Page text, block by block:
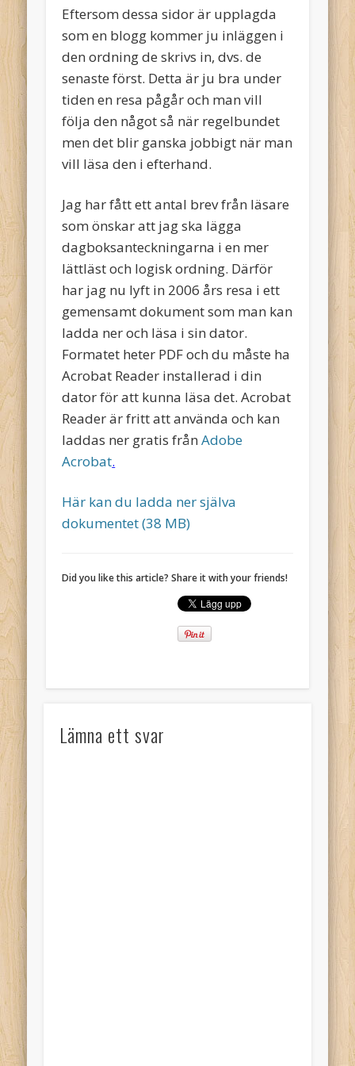
Eftersom dessa sidor är upplagda
som en blogg kommer ju inläggen i
den ordning de skrivs in, dvs. de
senaste först. Detta är ju bra under
tiden en resa pågår och man vill
följa den något så när regelbundet
men det blir ganska jobbigt när man
vill läsa den i efterhand.
Jag har fått ett antal brev från läsare
som önskar att jag ska lägga
dagboksanteckningarna i en mer
lättläst och logisk ordning. Därför
har jag nu lyft in 2006 års resa i ett
gemensamt dokument som man kan
ladda ner och läsa i sin dator.
Formatet heter PDF och du måste ha
Acrobat Reader installerad i din
dator för att kunna läsa det. Acrobat
Reader är fritt att använda och kan
laddas ner gratis frånAdobe
Acrobat.
Här kan du ladda ner själva
dokumentet (38 MB)
Did you like this article? Share it with your friends!
Lämna ett svar